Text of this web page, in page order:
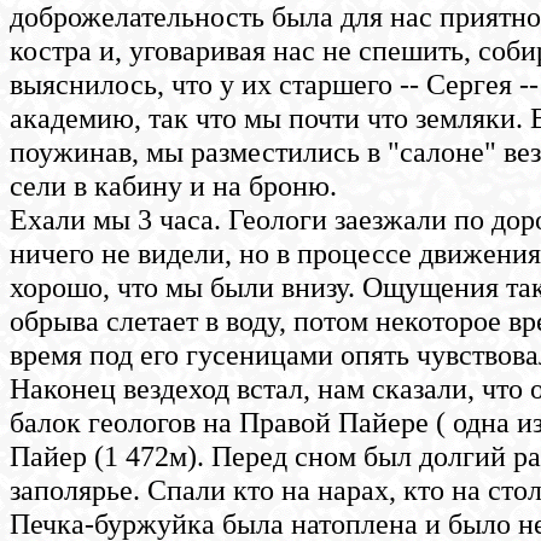
доброжелательность была для нас
костра и, уговаривая нас не спешить,
выяснилось, что у их старшего -- Сергея
академию, так что мы почти что земляки.
поужинав, мы разместились в "салоне"
сели в кабину и на броню.
Ехали мы 3 часа. Геологи заезжали по
ничего не видели, но в процессе
хорошо, что мы были внизу. Ощущения
обрыва слетает в воду, потом некоторое
время под его гусеницами опять
Наконец вездеход встал, нам сказали,
балок геологов на Правой Пайере ( одна
Пайер (1 472м). Перед сном был долгий
заполярье. Спали кто на нарах, кто на
Печка-буржуйка была натоплена и было